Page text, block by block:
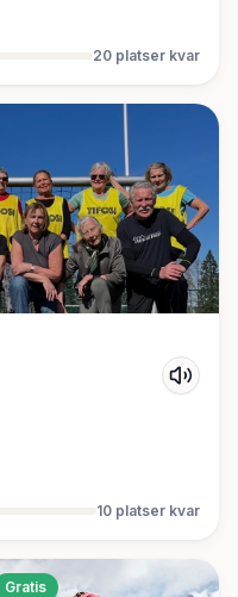
20 platser kvar
10 platser kvar
Gratis